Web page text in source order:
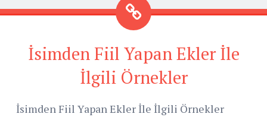
İsimden Fiil Yapan Ekler İle
İlgili Örnekler
İsimden Fiil Yapan Ekler İle İlgili Örnekler